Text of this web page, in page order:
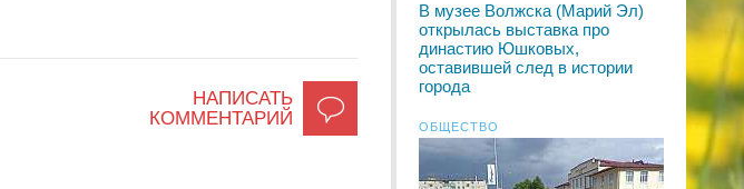
НАПИСАТЬ
КОММЕНТАРИЙ
В музее Волжска (Марий Эл)
открылась выставка про
династию Юшковых,
оставившей след в истории
города
ОБЩЕСТВО